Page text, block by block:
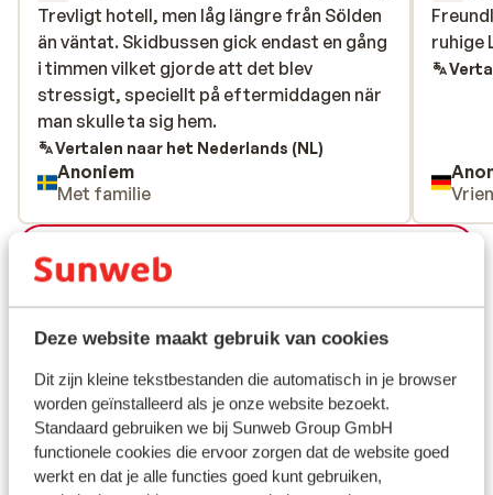
Deze website maakt gebruik van cookies
Dit zijn kleine tekstbestanden die automatisch in je browser
worden geïnstalleerd als je onze website bezoekt.
Standaard gebruiken we bij Sunweb Group GmbH
functionele cookies die ervoor zorgen dat de website goed
werkt en dat je alle functies goed kunt gebruiken,
Trevligt hotell, men låg längre från Sölden
än väntat. Skidbussen gick endast en gång
i timmen vilket gjorde att det blev
stressigt, speciellt på eftermiddagen när
man skulle ta sig hem.
Trevligt hotell, men låg längre från Sölden
än väntat. Skidbussen gick endast en gång
i timmen vilket gjorde att det blev
stressigt, speciellt på eftermiddagen när
man skulle ta sig hem.
Vertalen naar het Nederlands (NL)
Anoniem
Met familie
ruhige
ruhige
Ligging
Bekijk op kaart